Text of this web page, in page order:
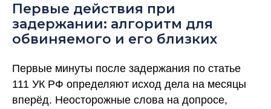
Первые действия при
задержании: алгоритм для
обвиняемого и его близких
Первые минуты после задержания по статье
111 УК РФ определяют исход дела на месяцы
вперёд. Неосторожные слова на допросе,